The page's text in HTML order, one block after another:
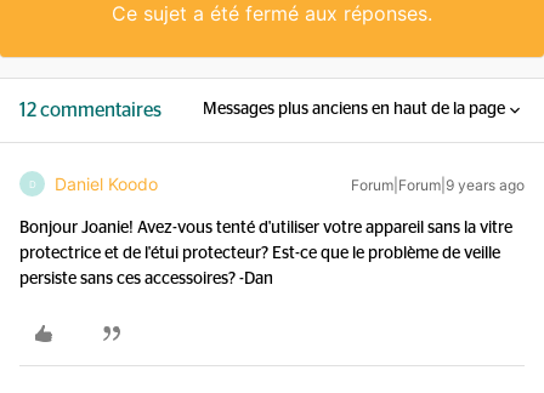
Ce sujet a été fermé aux réponses.
12 commentaires Messages plus anciens en haut de la page
D Daniel Koodo Forum|Forum|9 years ago
Bonjour Joanie! Avez-vous tenté d'utiliser votre appareil sans la vitre
protectrice et de l'étui protecteur? Est-ce que le problème de veille
persiste sans ces accessoires? -Dan